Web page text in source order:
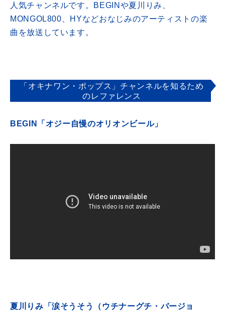
人気チャンネルです。BEGINや夏川りみ、
MONGOL800、HYなどおなじみのアーティストの楽
曲を放送しています。
「オキナワン・ポップス」チャンネルを知るため
のレファレンス
BEGIN「オジー自慢のオリオンビール」
夏川りみ「涙そうそう（ウチナーグチ・バージョ